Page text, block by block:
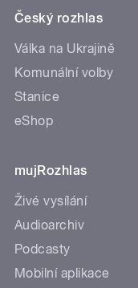
Český rozhlas
Válka na Ukrajině
Komunální volby
Stanice
eShop
mujRozhlas
Živé vysílání
Audioarchiv
Podcasty
Mobilní aplikace